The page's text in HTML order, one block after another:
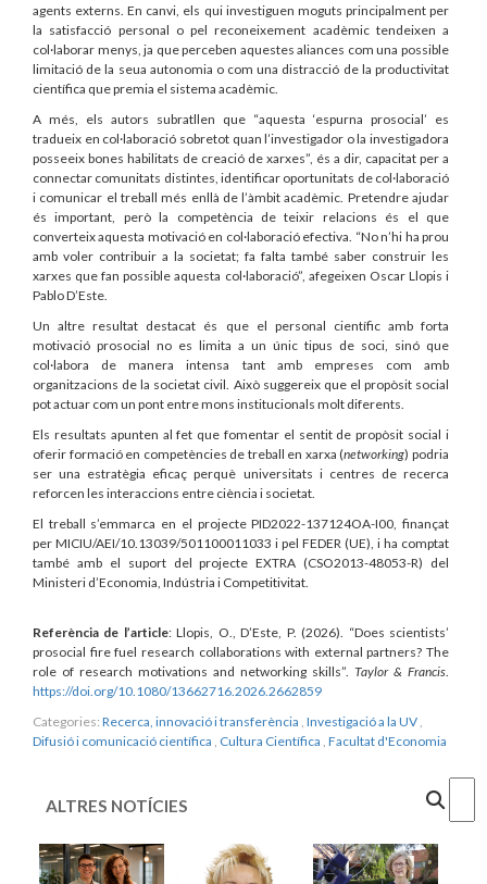
agents externs. En canvi, els qui investiguen moguts principalment per
la satisfacció personal o pel reconeixement acadèmic tendeixen a
col·laborar menys, ja que perceben aquestes aliances com una possible
limitació de la seua autonomia o com una distracció de la productivitat
científica que premia el sistema acadèmic.
A més, els autors subratllen que “aquesta ‘espurna prosocial’ es
tradueix en col·laboració sobretot quan l’investigador o la investigadora
posseeix bones habilitats de creació de xarxes”, és a dir, capacitat per a
connectar comunitats distintes, identificar oportunitats de col·laboració
i comunicar el treball més enllà de l’àmbit acadèmic. Pretendre ajudar
és important, però la competència de teixir relacions és el que
converteix aquesta motivació en col·laboració efectiva. “No n’hi ha prou
amb voler contribuir a la societat; fa falta també saber construir les
xarxes que fan possible aquesta col·laboració”, afegeixen Oscar Llopis i
Pablo D’Este.
Un altre resultat destacat és que el personal científic amb forta
motivació prosocial no es limita a un únic tipus de soci, sinó que
col·labora de manera intensa tant amb empreses com amb
organitzacions de la societat civil. Això suggereix que el propòsit social
pot actuar com un pont entre mons institucionals molt diferents.
Els resultats apunten al fet que fomentar el sentit de propòsit social i
oferir formació en competències de treball en xarxa (networking) podria
ser una estratègia eficaç perquè universitats i centres de recerca
reforcen les interaccions entre ciència i societat.
El treball s’emmarca en el projecte PID2022-137124OA-I00, finançat
per MICIU/AEI/10.13039/501100011033 i pel FEDER (UE), i ha comptat
també amb el suport del projecte EXTRA (CSO2013-48053-R) del
Ministeri d’Economia, Indústria i Competitivitat.
Referència de l’article: Llopis, O., D’Este, P. (2026). “Does scientists’
prosocial fire fuel research collaborations with external partners? The
role of research motivations and networking skills”. Taylor & Francis
https://doi.org/10.1080/13662716.2026.2662859
Categories: Recerca, innovació i transferència Investigació a la UV
Difusió i comunicació científica Cultura Científica Facultat d'Economia
ALTRES NOTÍCIES